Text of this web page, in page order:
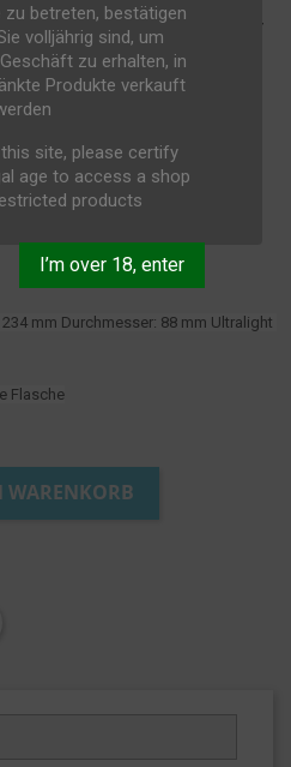
zu betreten, bestätigen
volljährig sind, um
zu erhalten, in
Produkte verkauft
site, please certify
age to access a shop
products
I’m over 18, enter

45CL
mm Durchmesser: 88 mm Ultralight
Flasche
WARENKORB